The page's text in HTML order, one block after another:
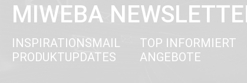
MIWEBA
INSPIRATIONSMAIL
PRODUKTUPDATES
TOP INFORMIERT
ANGEBOTE